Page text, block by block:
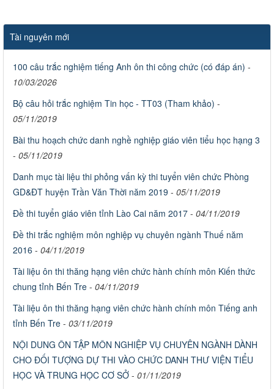
Tài nguyên mới
100 câu trắc nghiệm tiếng Anh ôn thi công chức (có đáp án) -
10/03/2026
Bộ câu hỏi trắc nghiệm Tin học - TT03 (Tham khảo) -
05/11/2019
Bài thu hoạch chức danh nghề nghiệp giáo viên tiểu học hạng 3
- 05/11/2019
Danh mục tài liệu thi phỏng vấn kỳ thi tuyển viên chức Phòng
GD&ĐT huyện Trần Văn Thời năm 2019 - 05/11/2019
Đề thi tuyển giáo viên tỉnh Lào Cai năm 2017 - 04/11/2019
Đề thi trắc nghiệm môn nghiệp vụ chuyên ngành Thuế năm
2016 - 04/11/2019
Tài liệu ôn thi thăng hạng viên chức hành chính môn Kiến thức
chung tỉnh Bến Tre - 04/11/2019
Tài liệu ôn thi thăng hạng viên chức hành chính môn Tiếng anh
tỉnh Bến Tre - 03/11/2019
NỘI DUNG ÔN TẬP MÔN NGHIỆP VỤ CHUYÊN NGÀNH DÀNH
CHO ĐỐI TƯỢNG DỰ THI VÀO CHỨC DANH THƯ VIỆN TIỂU
HỌC VÀ TRUNG HỌC CƠ SỞ - 01/11/2019